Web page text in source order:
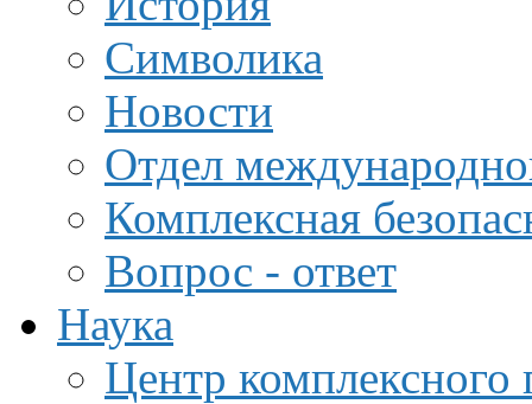
Символика
Новости
Отдел
Комплексная
Вопрос - ответ
Наука
Центр